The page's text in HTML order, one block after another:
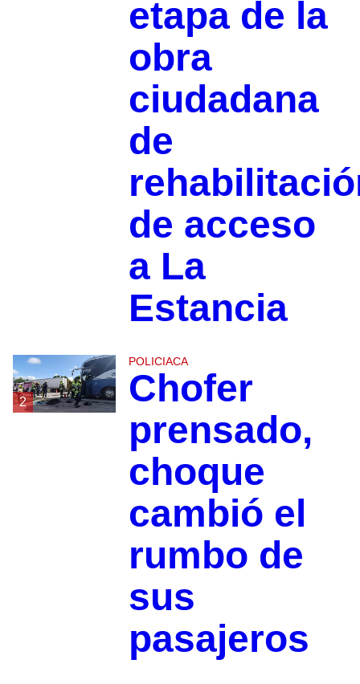
etapa de la
obra
ciudadana
de
de acceso
a La
Estancia
2
POLICIACA
Chofer
prensado,
choque
cambió el
rumbo de
sus
pasajeros